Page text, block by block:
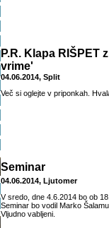
P.R. Klapa RIŠPET
vrime'
04.06.2014, Split
Več si oglejte v priponkah.
Seminar
04.06.2014, Ljutomer
V sredo, dne 4.6.2014 bo ob
Seminar bo vodil Marko
Vljudno vabljeni.